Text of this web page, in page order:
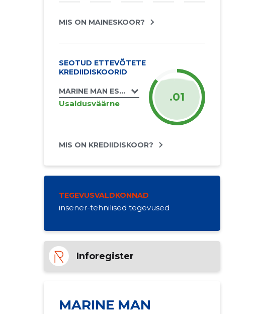
MIS ON MAINESKOOR?
SEOTUD ETTEVÕTETE
KREDIIDISKOORID
MARINE MAN ESTONIA OÜ
Usaldusväärne .01
MIS ON KREDIIDISKOOR?
TEGEVUSVALDKONNAD
insener-tehnilised tegevused
Inforegister
MARINE MAN